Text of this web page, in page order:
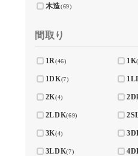
木造(69)
間取り
1R(46) 1K
1DK(7)
2K(4)
2LDK(69)
3K(4)
3LDK(7)